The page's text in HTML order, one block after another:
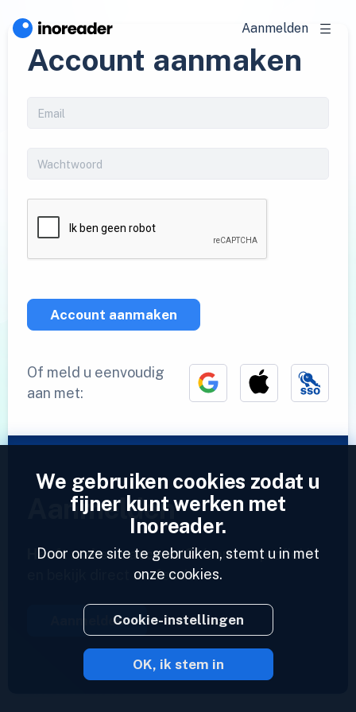
Aanmelden
Account aanmaken
Account aanmaken
Of meld u eenvoudig
aan met:
Aanmelden
Heeft u al een account?Voer een profiel in
en bekijk direct uw feeds.
Aanmelden
2023 © Inoreader
We gebruiken cookies zodat u
fijner kunt werken met
Inoreader.
Door onze site te gebruiken, stemt u in met
onze cookies.
Cookie-instellingen
OK, ik stem in